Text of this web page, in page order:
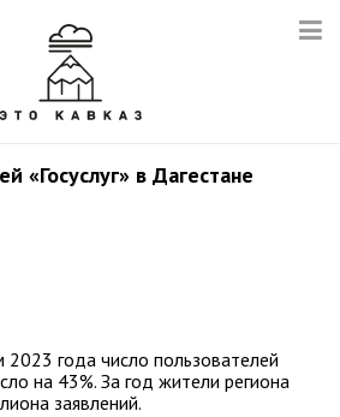
«Госуслуг» в Дагестане
2023 года число пользователей
на 43%. За год жители региона
заявлений.